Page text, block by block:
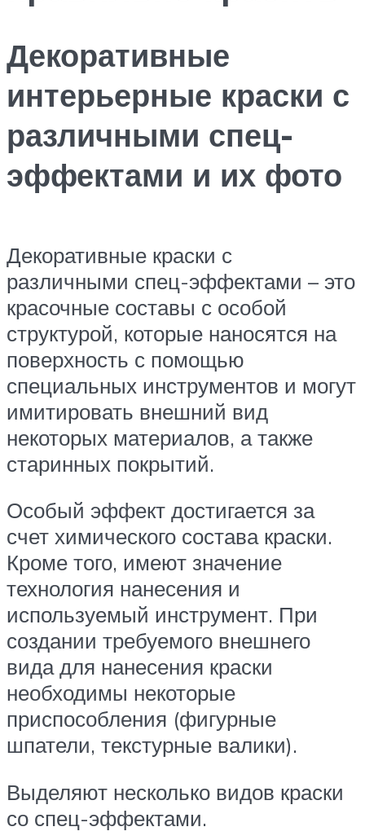
Декоративные
интерьерные краски с
различными спец-
эффектами и их фото
Декоративные краски с
различными спец-эффектами – это
красочные составы с особой
структурой, которые наносятся на
поверхность с помощью
специальных инструментов и могут
имитировать внешний вид
некоторых материалов, а также
старинных покрытий.
Особый эффект достигается за
счет химического состава краски.
Кроме того, имеют значение
технология нанесения и
используемый инструмент. При
создании требуемого внешнего
вида для нанесения краски
необходимы некоторые
приспособления (фигурные
шпатели, текстурные валики).
Выделяют несколько видов краски
со спец-эффектами.